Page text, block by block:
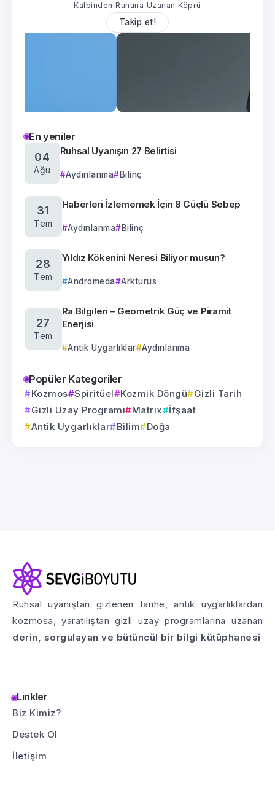
Kalbinden Ruhuna Uzanan Köprü
Takip et!
En yeniler
04
Ağu
Ruhsal Uyanışın 27 Belirtisi
Aydınlanma Bilinç
31
Tem
Haberleri İzlememek İçin 8 Güçlü Sebep
Aydınlanma Bilinç
28
Tem
Yıldız Kökenini Neresi Biliyor musun?
Andromeda Arkturus
27
Tem
Ra Bilgileri – Geometrik Güç ve Piramit
Enerjisi
Antik Uygarlıklar Aydınlanma
Popüler Kategoriler
Kozmos Spiritüel Kozmik Döngü
Gizli Tarih
Gizli Uzay Programı
Matrix
İfşaat
Antik Uygarlıklar
Bilim Doğa
Ruhsal uyanıştan gizlenen tarihe, antik uygarlıklardan
kozmosa, yaratılıştan gizli uzay programlarına uzanan
derin, sorgulayan ve bütüncül bir bilgi kütüphanesi
Linkler
Biz Kimiz?
Destek Ol
İletişim